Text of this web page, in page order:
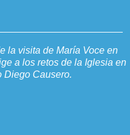
la visita de María Voce en
a los retos de la Iglesia en
Diego Causero.